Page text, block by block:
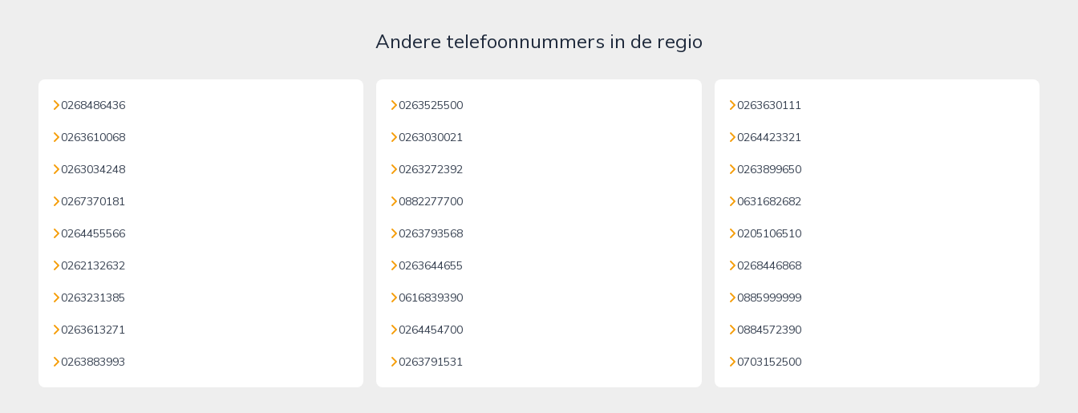
Andere telefoonnummers in de regio
0268486436
0263610068
0263034248
0267370181
0264455566
0262132632
0263231385
0263613271
0263883993
0263525500
0263030021
0263272392
0882277700
0263793568
0263644655
0616839390
0264454700
0263791531
0263630111
0264423321
0263899650
0631682682
0205106510
0268446868
0885999999
0884572390
0703152500